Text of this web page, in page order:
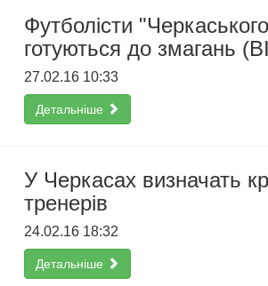
Футболісти
готуються до змагань
27.02.16 10:33
Детальніше
У Черкасах визначать
тренерів
24.02.16 18:32
Детальніше